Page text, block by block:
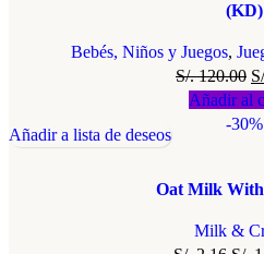
(KD)
Bebés, Niños y Juegos,
S/.120.00
Añadir al
-30%
Añadir a lista de deseos
Oat Milk
Milk &